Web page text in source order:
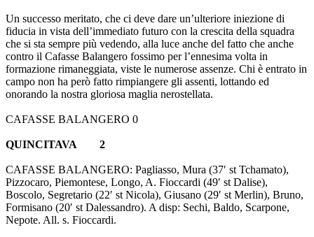
Un successo meritato, che ci deve dare un’ulteriore iniezione di
fiducia in vista dell’immediato futuro con la crescita della squadra
che si sta sempre più vedendo, alla luce anche del fatto che anche
contro il Cafasse Balangero fossimo per l’ennesima volta in
formazione rimaneggiata, viste le numerose assenze. Chi è entrato in
campo non ha però fatto rimpiangere gli assenti, lottando ed
onorando la nostra gloriosa maglia nerostellata.
CAFASSE BALANGERO 0
QUINCITAVA 2
CAFASSE BALANGERO: Pagliasso, Mura (37′ st Tchamato),
Pizzocaro, Piemontese, Longo, A. Fioccardi (49′ st Dalise),
Boscolo, Segretario (22′ st Nicola), Giusano (29′ st Merlin), Bruno,
Formisano (20′ st Dalessandro). A disp: Sechi, Baldo, Scarpone,
Nepote. All. s. Fioccardi.